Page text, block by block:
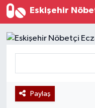
Eskişehir
Paylaş
Savunma -
Kültür - Sanat
Son Dakika
Haber Arşivi